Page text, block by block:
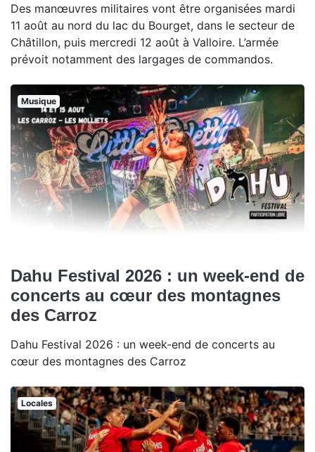
Des manœuvres militaires vont être organisées mardi
11 août au nord du lac du Bourget, dans le secteur de
Châtillon, puis mercredi 12 août à Valloire. L’armée
prévoit notamment des largages de commandos.
Musique
Dahu Festival 2026 : un week-end de
concerts au cœur des montagnes
des Carroz
Dahu Festival 2026 : un week-end de concerts au
cœur des montagnes des Carroz
Locales